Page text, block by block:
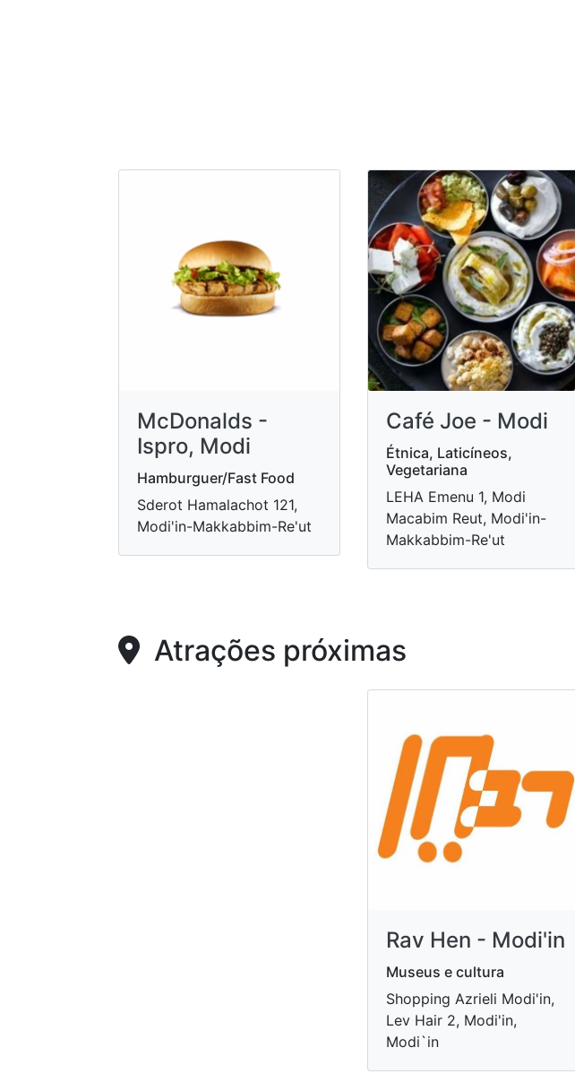
McDonalds -
Ispro, Modi
Hamburguer/Fast Food
Sderot Hamalachot 121,
Modi'in-Makkabbim-Re'ut
Café Joe - Modi
Étnica, Laticíneos,
Vegetariana
LEHA Emenu 1, Modi
Macabim Reut, Modi'in-
Makkabbim-Re'ut
Atrações próximas
Rav Hen - Modi'in
Museus e cultura
Shopping Azrieli Modi'in,
Lev Hair 2, Modi'in,
Modi`in